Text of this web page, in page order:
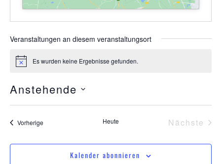
Veranstaltungen an diesem veranstaltungsort
HinweisEs wurden keine Ergebnisse gefunden.
Anstehende
wählen.
VorherigeVeranstaltungen Heute Nächste
Kalender abonnieren